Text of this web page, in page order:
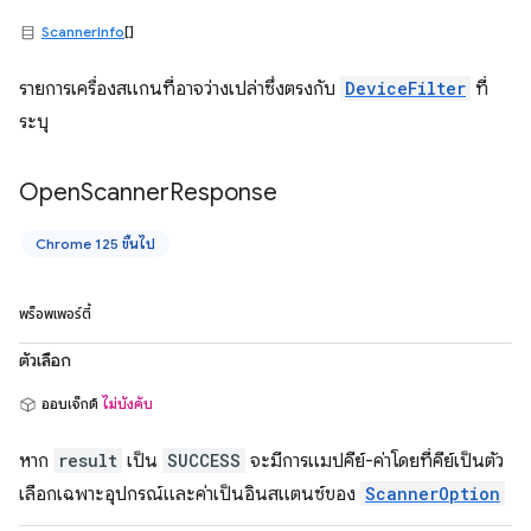
ScannerInfo[]
รายการเครื่องสแกนที่อาจว่างเปล่าซึ่งตรงกับ DeviceFilter ที่
ระบุ
OpenScannerResponse
Chrome 125 ขึ้นไป
พร็อพเพอร์ตี้
ตัวเลือก
ออบเจ็กต์ ไม่บังคับ
หาก result เป็น SUCCESS จะมีการแมปคีย์-ค่าโดยที่คีย์เป็นตัว
เลือกเฉพาะอุปกรณ์และค่าเป็นอินสแตนซ์ของ ScannerOption